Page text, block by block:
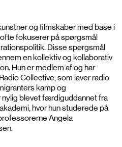
og filmskaber med base i
fokuserer på spørgsmål
Disse spørgsmål
en kollektiv og kollaborativ
Hun er medlem af og har
Collective, som laver radio
kamp og
blevet færdiguddannet fra
hvor hun studerede på
Angela